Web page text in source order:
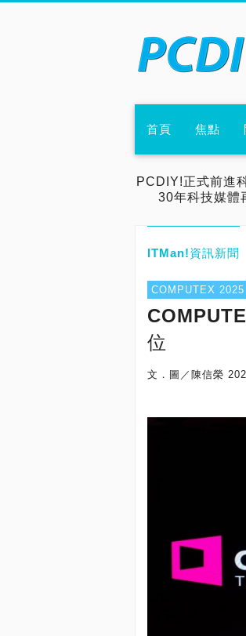
首頁 焦點
PCDIY!正式前進
30年科技媒體
ITMan!資訊新聞
COMPUTEX 2025
位
文．圖／陳信榮